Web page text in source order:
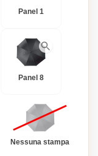
Panel 1
Panel 8
Nessuna stampa